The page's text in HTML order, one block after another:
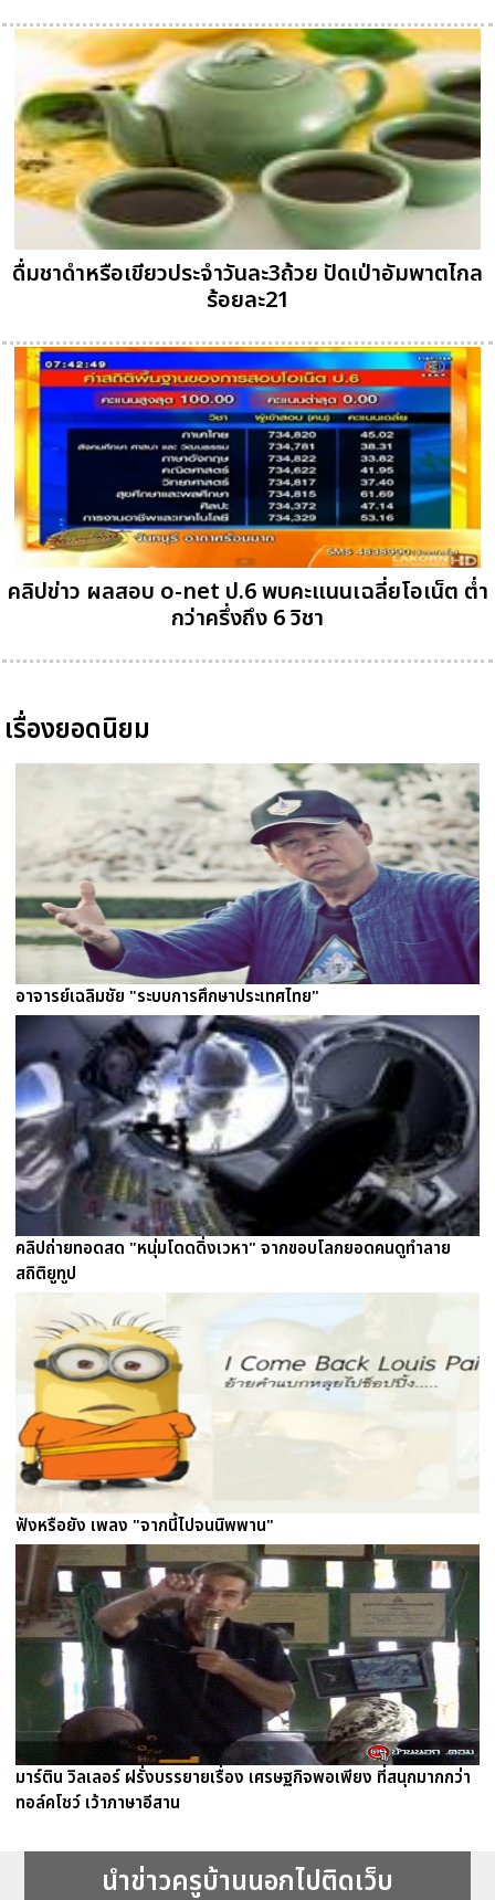
ดื่มชาดำหรือเขียวประจำวันละ3ถ้วย ปัดเป่าอัมพาตไกล
ร้อยละ21
คลิปข่าว ผลสอบ o-net ป.6 พบคะแนนเฉลี่ยโอเน็ต ต่ำ
กว่าครึ่งถึง 6 วิชา
เรื่องยอดนิยม
อาจารย์เฉลิมชัย "ระบบการศึกษาประเทศไทย"
คลิปถ่ายทอดสด "หนุ่มโดดดิ่งเวหา" จากขอบโลกยอดคนดูทำลาย
สถิติยูทูป
ฟังหรือยัง เพลง "จากนี้ไปจนนิพพาน"
มาร์ติน วิลเลอร์ ฝรั่งบรรยายเรื่อง เศรษฐกิจพอเพียง ที่สนุกมากกว่า
ทอล์คโชว์ เว้าภาษาอีสาน
นำข่าวครูบ้านนอกไปติดเว็บ